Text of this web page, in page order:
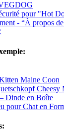
pour "Hot
- “À propos
Maine Coon
Cheesy
Dinde en Boîte
pour Chat en